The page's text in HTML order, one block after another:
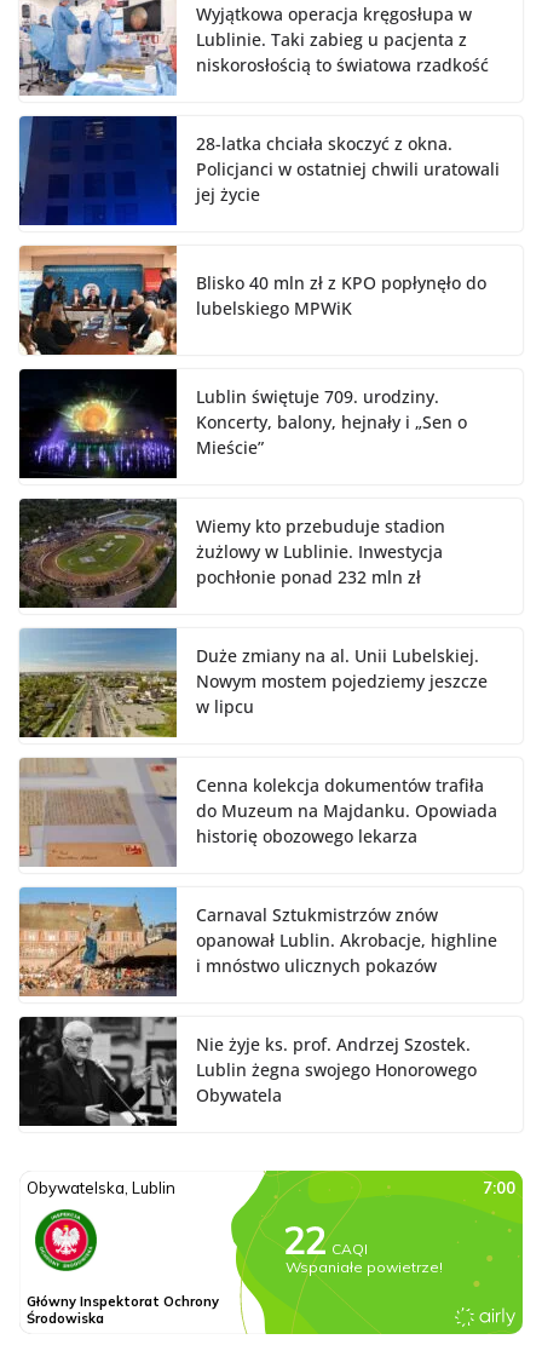
Wyjątkowa operacja kręgosłupa w
Lublinie. Taki zabieg u pacjenta z
niskorosłością to światowa rzadkość
28-latka chciała skoczyć z okna.
Policjanci w ostatniej chwili uratowali
jej życie
Blisko 40 mln zł z KPO popłynęło do
lubelskiego MPWiK
Lublin świętuje 709. urodziny.
Koncerty, balony, hejnały i „Sen o
Mieście”
Wiemy kto przebuduje stadion
żużlowy w Lublinie. Inwestycja
pochłonie ponad 232 mln zł
Duże zmiany na al. Unii Lubelskiej.
Nowym mostem pojedziemy jeszcze
w lipcu
Cenna kolekcja dokumentów trafiła
do Muzeum na Majdanku. Opowiada
historię obozowego lekarza
Carnaval Sztukmistrzów znów
opanował Lublin. Akrobacje, highline
i mnóstwo ulicznych pokazów
Nie żyje ks. prof. Andrzej Szostek.
Lublin żegna swojego Honorowego
Obywatela